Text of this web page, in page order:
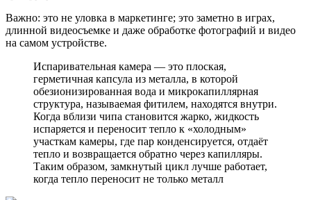
Важно: это не уловка в маркетинге; это заметно в играх,
длинной видеосъемке и даже обработке фотографий и видео
на самом устройстве.
Испаривательная камера — это плоская,
герметичная капсула из металла, в которой
обезионизированная вода и микрокапиллярная
структура, называемая фитилем, находятся внутри.
Когда вблизи чипа становится жарко, жидкость
испаряется и переносит тепло к «холодным»
участкам камеры, где пар конденсируется, отдаёт
тепло и возвращается обратно через капилляры.
Таким образом, замкнутый цикл лучше работает,
когда тепло переносит не только металл